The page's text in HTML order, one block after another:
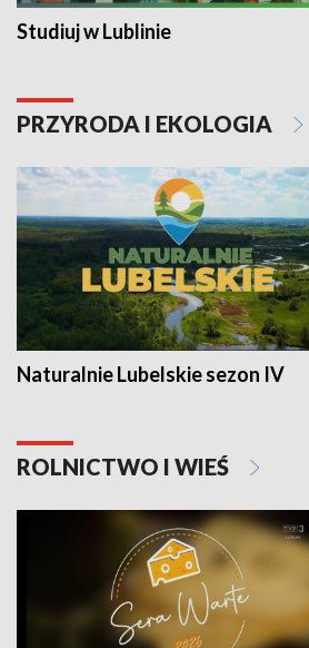
Studiuj w Lublinie
PRZYRODA I EKOLOGIA
Naturalnie Lubelskie sezon IV
ROLNICTWO I WIEŚ